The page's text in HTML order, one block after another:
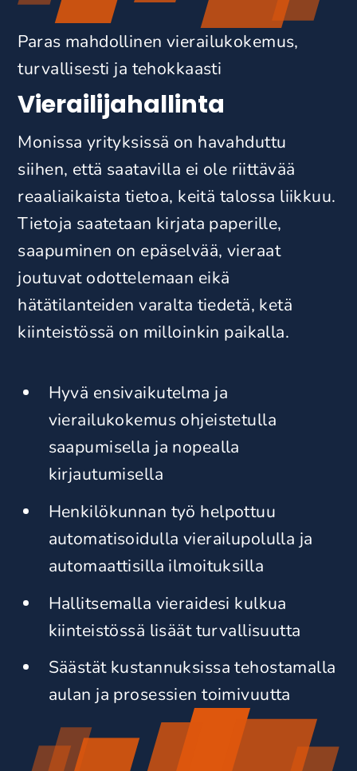
Paras mahdollinen vierailukokemus,
turvallisesti ja tehokkaasti
Vierailijahallinta
Monissa yrityksissä on havahduttu
siihen, että saatavilla ei ole riittävää
reaaliaikaista tietoa, keitä talossa liikkuu.
Tietoja saatetaan kirjata paperille,
saapuminen on epäselvää, vieraat
joutuvat odottelemaan eikä
hätätilanteiden varalta tiedetä, ketä
kiinteistössä on milloinkin paikalla.
Hyvä ensivaikutelma ja
vierailukokemus ohjeistetulla
saapumisella ja nopealla
kirjautumisella
Henkilökunnan työ helpottuu
automatisoidulla vierailupolulla ja
automaattisilla ilmoituksilla
Hallitsemalla vieraidesi kulkua
kiinteistössä lisäät turvallisuutta
Säästät kustannuksissa tehostamalla
aulan ja prosessien toimivuutta